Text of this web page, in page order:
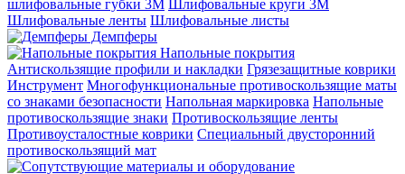
шлифовальные губки 3M Шлифовальные круги 3М
Шлифовальные ленты Шлифовальные листы
Демпферы
Напольные покрытия
Aнтискользящие профили и накладки Грязезащитные коврики
Инструмент Многофункциональные противоскользящие маты
со знаками безопасности Напольная маркировка Напольные
противоскользящие знаки Противоскользящие ленты
Противоусталостные коврики Специальный двусторонний
противоскользящий мат